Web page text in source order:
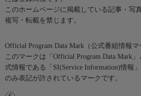
このホームページに掲載している記事・写
複写・転載を禁じます。
Official Program Data Mark（公式番組情報マ
このマークは「Official Program Data Mark
式情報である「SI(Service Information)情報
のみ表記が許されているマークです。